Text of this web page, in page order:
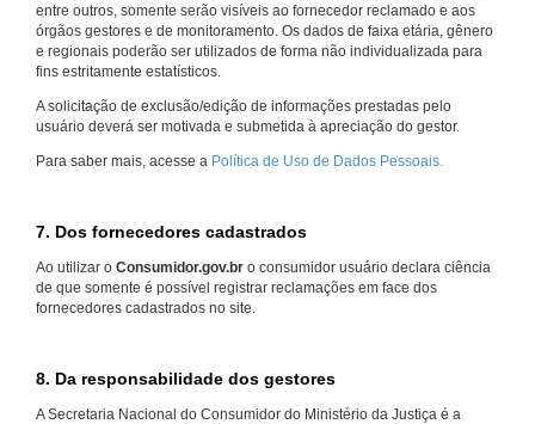
entre outros, somente serão visíveis ao fornecedor reclamado e aos
órgãos gestores e de monitoramento. Os dados de faixa etária, gênero
e regionais poderão ser utilizados de forma não individualizada para
fins estritamente estatísticos.
A solicitação de exclusão/edição de informações prestadas pelo
usuário deverá ser motivada e submetida à apreciação do gestor.
Para saber mais, acesse a Política de Uso de Dados Pessoais.
7. Dos fornecedores cadastrados
Ao utilizar o Consumidor.gov.br o consumidor usuário declara ciência
de que somente é possível registrar reclamações em face dos
fornecedores cadastrados no site.
8. Da responsabilidade dos gestores
A Secretaria Nacional do Consumidor do Ministério da Justiça é a